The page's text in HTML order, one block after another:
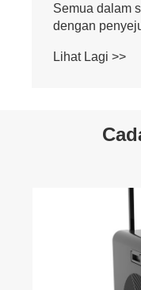
Semua dalam
dengan
Lihat Lagi >>